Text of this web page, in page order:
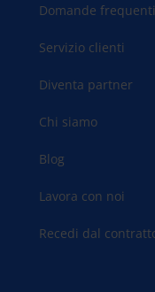
Domande
Servizio clienti
Diventa partner
Chi siamo
Blog
Lavora con noi
Recedi dal